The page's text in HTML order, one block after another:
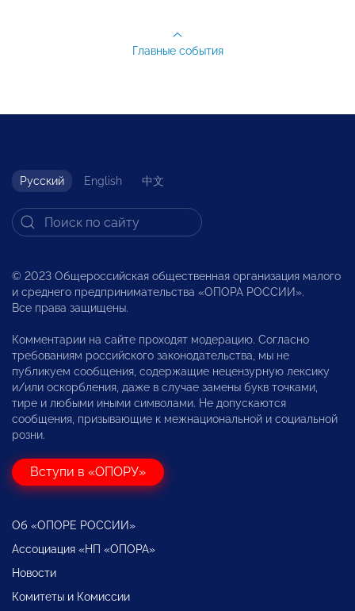
Главные события
Русский English 中文
© 2023 Общероссийская общественная организация малого
и среднего предпринимательства «ОПОРА РОССИИ».
Все права защищены.
Комментарии на сайте проходят модерацию. Согласно
требованиям российского законодательства, мы не
публикуем сообщения, содержащие нецензурную лексику
и/или оскорбления, даже в случае замены букв точками,
тире и любыми иными символами. Не допускаются
сообщения, призывающие к межнациональной и социальной
розни.
Вступи в «ОПОРУ»
Об «ОПОРЕ РОССИИ»
Ассоциация «НП «ОПОРА»
Новости
Комитеты и Комиссии